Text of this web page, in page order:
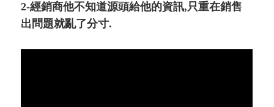
2-經銷商他不知道源頭給他的資訊,只重在銷售
出問題就亂了分寸.